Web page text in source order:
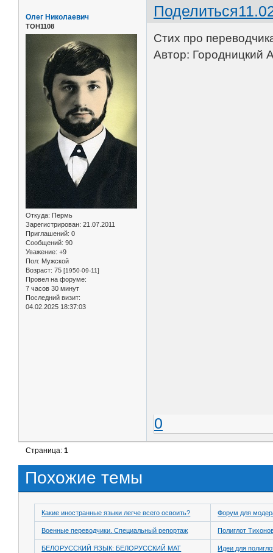
Поделиться
Олег Николаевич
ТОН1108
Откуда: Пермь
Зарегистрирован: 21.07.2011
Приглашений: 0
Сообщений: 90
Уважение: +9
Пол: Мужской
Возраст: 75 [1950-09-11]
Провел на форуме:
7 часов 30 минут
Последний визит:
04.02.2025 18:37:03
Стих про
Автор: Городницкий
0
Страница:1
Похожие темы
Какие иностранные языки легче всего освоить? Форум для
Военные переводчики. Специальный репортаж Полиглот
БЕЛОРУССКИЙ ЯЗЫК: БЕЛОРУССКИЙ МАТ Идеи для